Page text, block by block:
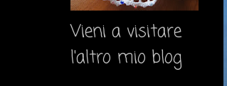
Vieni a visitare
l'altro mio blog